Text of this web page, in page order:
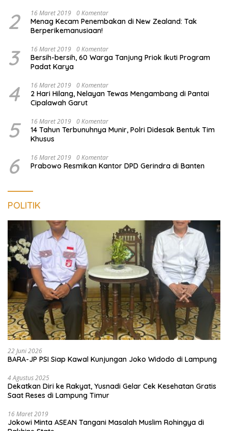
2 16 Maret 2019 0 Komentar
Menag Kecam Penembakan di New Zealand: Tak
Berperikemanusiaan!
3 16 Maret 2019 0 Komentar
Bersih-bersih, 60 Warga Tanjung Priok Ikuti Program
Padat Karya
4 16 Maret 2019 0 Komentar
2 Hari Hilang, Nelayan Tewas Mengambang di Pantai
Cipalawah Garut
5 16 Maret 2019 0 Komentar
14 Tahun Terbunuhnya Munir, Polri Didesak Bentuk Tim
Khusus
6 16 Maret 2019 0 Komentar
Prabowo Resmikan Kantor DPD Gerindra di Banten
POLITIK
22 Juni 2026
BARA-JP PSI Siap Kawal Kunjungan Joko Widodo di Lampung
4 Agustus 2025
Dekatkan Diri ke Rakyat, Yusnadi Gelar Cek Kesehatan Gratis
Saat Reses di Lampung Timur
16 Maret 2019
Jokowi Minta ASEAN Tangani Masalah Muslim Rohingya di